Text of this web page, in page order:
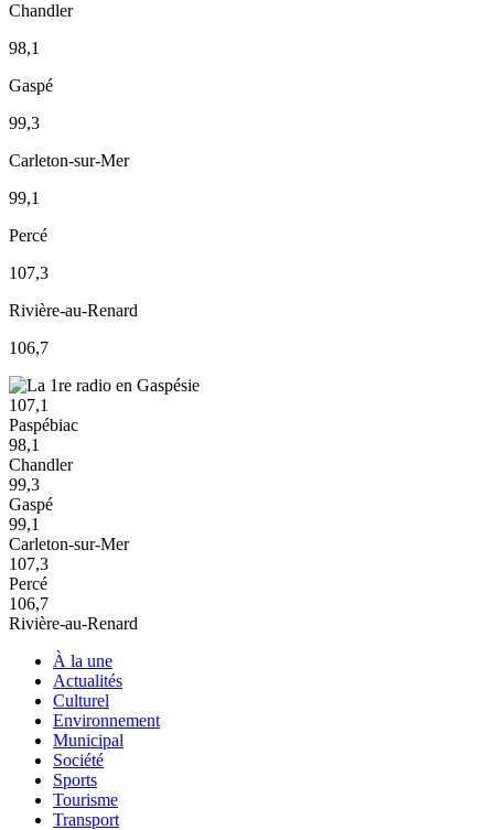
Chandler
98,1
Gaspé
99,3
Carleton-sur-Mer
99,1
Percé
107,3
Rivière-au-Renard
106,7
107,1
Paspébiac
98,1
Chandler
99,3
Gaspé
99,1
Carleton-sur-Mer
107,3
Percé
106,7
Rivière-au-Renard
À la une
Actualités
Culturel
Environnement
Municipal
Société
Sports
Tourisme
Transport